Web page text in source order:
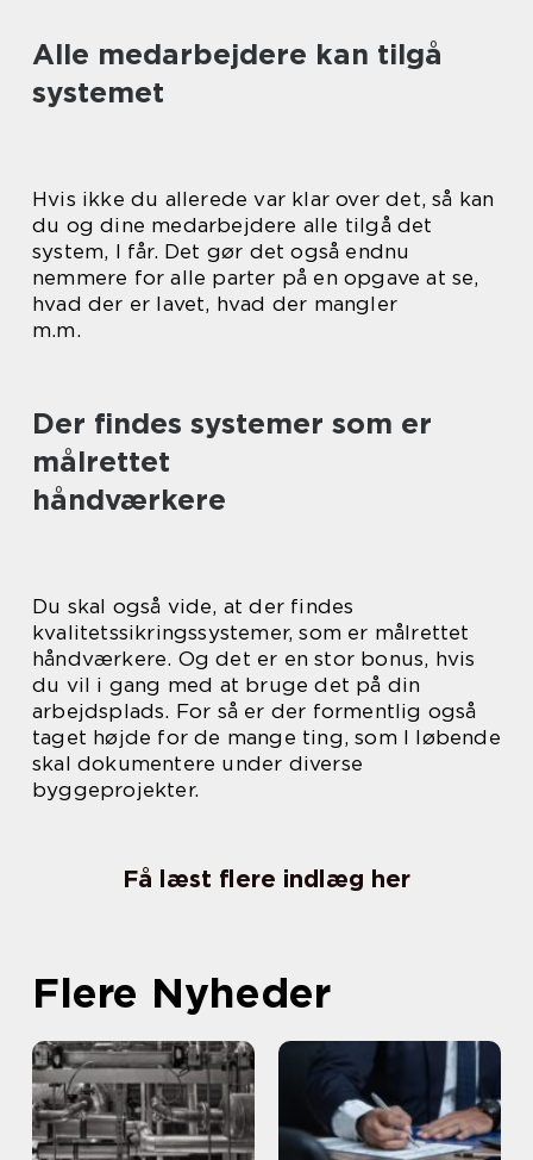
Alle medarbejdere kan tilgå
systemet
Hvis ikke du allerede var klar over det, så kan
du og dine medarbejdere alle tilgå det
system, I får. Det gør det også endnu
nemmere for alle parter på en opgave at se,
hvad der er lavet, hvad der mangler
m.m.
Der findes systemer som er
målrettet
håndværkere
Du skal også vide, at der findes
kvalitetssikringssystemer, som er målrettet
håndværkere. Og det er en stor bonus, hvis
du vil i gang med at bruge det på din
arbejdsplads. For så er der formentlig også
taget højde for de mange ting, som I løbende
skal dokumentere under diverse
byggeprojekter.
Få læst flere indlæg her
Flere Nyheder